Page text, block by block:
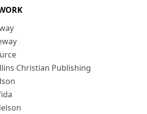
Christian Publishing